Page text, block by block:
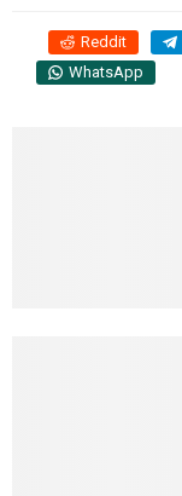
Reddit
WhatsApp